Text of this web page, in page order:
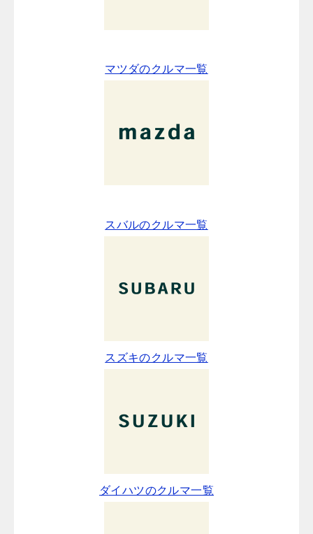
マツダのクルマ一覧
スバルのクルマ一覧
スズキのクルマ一覧
ダイハツのクルマ一覧